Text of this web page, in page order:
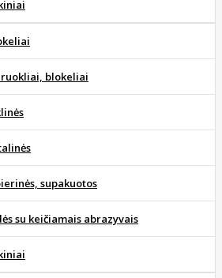
blokeliai
supakuotos
su keičiamais abrazyvais